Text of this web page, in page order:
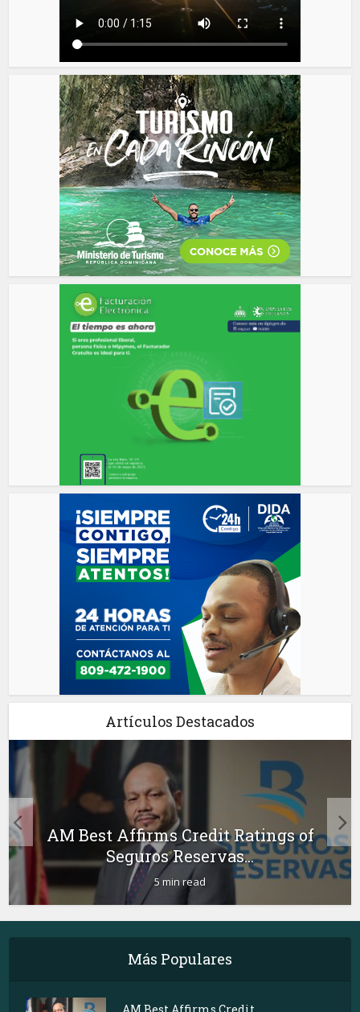
Artículos Destacados
AM Best Affirms Credit Ratings of
Seguros Reservas...
5 min read
Más Populares